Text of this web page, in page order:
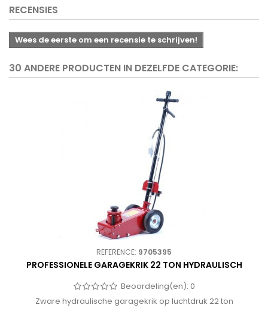
RECENSIES
Wees de eerste om een recensie te schrijven!
30 ANDERE PRODUCTEN IN DEZELFDE CATEGORIE:
REFERENCE: 9705395
PROFESSIONELE GARAGEKRIK 22 TON HYDRAULISCH
Beoordeling(en): 0
Zware hydraulische garagekrik op luchtdruk 22 ton